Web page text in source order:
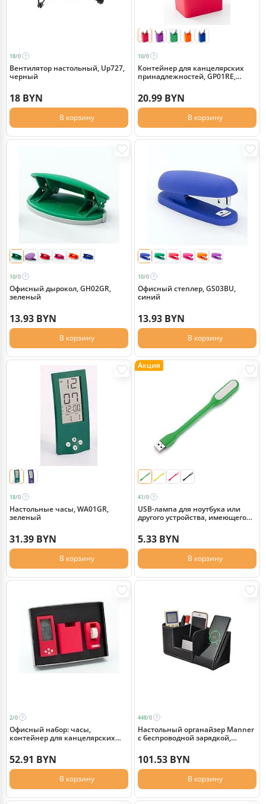
18/0
Вентилятор настольный, Up727,
черный
18 BYN
В корзину
10/0
Контейнер для канцелярских
принадлежностей, GP01RE,
20.99 BYN
В корзину
10/0
Офисный дырокол, GH02GR,
зеленый
13.93 BYN
В корзину
10/0
Офисный степлер, GS03BU,
синий
13.93 BYN
В корзину
18/0
Настольные часы, WA01GR,
зеленый
31.39 BYN
В корзину
Акция
41/0
USB-лампа для ноутбука или
другого устройства, имеющего
5.33 BYN
В корзину
2/0
Офисный набор: часы,
контейнер для канцелярских
для скотча, красный
52.91 BYN
В корзину
448/0
Настольный органайзер Manner
c беспроводной зарядкой,
101.53 BYN
В корзину